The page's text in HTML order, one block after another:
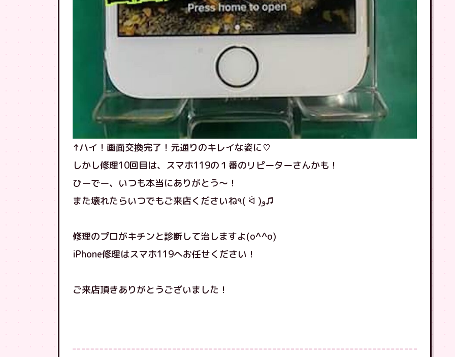
↑ハイ！画面交換完了！元通りのキレイな姿に♡
しかし修理10回目は、スマホ119の１番のリピーターさんかも！
ひーでー、いつも本当にありがとう〜！
また壊れたらいつでもご来店くださいね٩( ᐛ )و♫
修理のプロがキチンと診断して治しますよ(o^^o)
iPhone修理はスマホ119へお任せください！
ご来店頂きありがとうございました！